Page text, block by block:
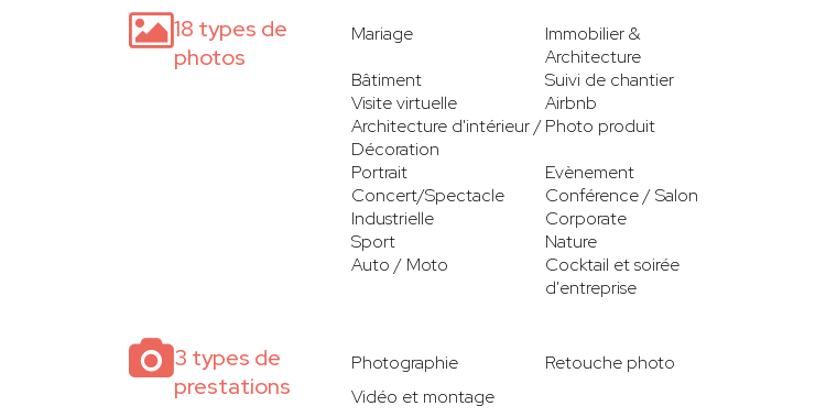
18 types de
photos
Mariage
Immobilier &
Architecture
Bâtiment
Suivi de chantier
Visite virtuelle
Airbnb
Architecture d'intérieur /
Décoration
Photo produit
Portrait
Evènement
Concert/Spectacle
Conférence / Salon
Industrielle
Corporate
Sport
Nature
Auto / Moto
Cocktail et soirée
d'entreprise
3 types de
prestations
Photographie
Retouche photo
Vidéo et montage